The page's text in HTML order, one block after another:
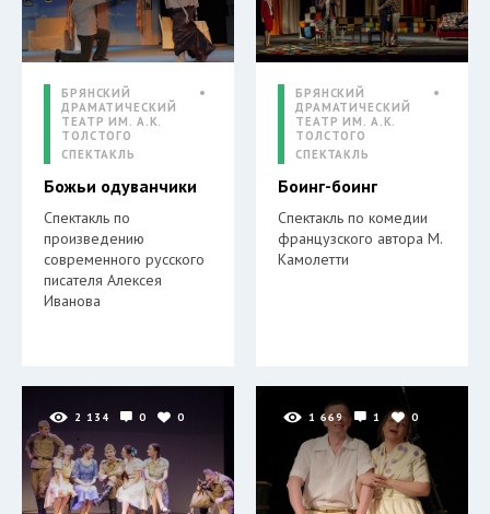
БРЯНСКИЙ
ДРАМАТИЧЕСКИЙ
ТЕАТР ИМ. А.К.
ТОЛСТОГО
СПЕКТАКЛЬ
Божьи одуванчики
Спектакль по
произведению
современного русского
писателя Алексея
Иванова
БРЯНСКИЙ
ДРАМАТИЧЕСКИЙ
ТЕАТР ИМ. А.К.
ТОЛСТОГО
СПЕКТАКЛЬ
Боинг-боинг
Спектакль по комедии
французского автора М.
Камолетти
2 134 0 0 1 669 1 0